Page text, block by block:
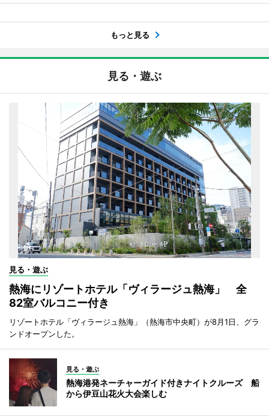
もっと見る
見る・遊ぶ
見る・遊ぶ
熱海にリゾートホテル「ヴィラージュ熱海」 全
82室バルコニー付き
リゾートホテル「ヴィラージュ熱海」（熱海市中央町）が8月1日、グラ
ンドオープンした。
見る・遊ぶ
熱海港発ネーチャーガイド付きナイトクルーズ 船
から伊豆山花火大会楽しむ